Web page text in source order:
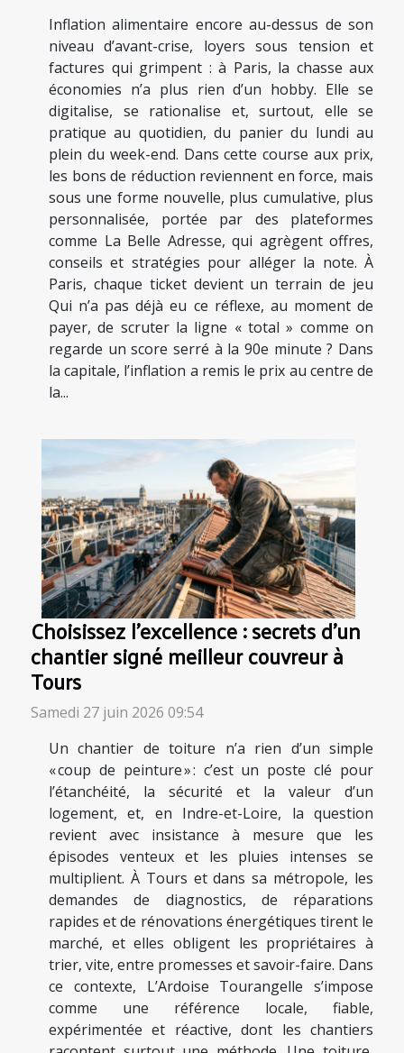
Inflation alimentaire encore au-dessus de son
niveau d’avant-crise, loyers sous tension et
factures qui grimpent : à Paris, la chasse aux
économies n’a plus rien d’un hobby. Elle se
digitalise, se rationalise et, surtout, elle se
pratique au quotidien, du panier du lundi au
plein du week-end. Dans cette course aux prix,
les bons de réduction reviennent en force, mais
sous une forme nouvelle, plus cumulative, plus
personnalisée, portée par des plateformes
comme La Belle Adresse, qui agrègent offres,
conseils et stratégies pour alléger la note. À
Paris, chaque ticket devient un terrain de jeu
Qui n’a pas déjà eu ce réflexe, au moment de
payer, de scruter la ligne « total » comme on
regarde un score serré à la 90e minute ? Dans
la capitale, l’inflation a remis le prix au centre de
la...
Choisissez l’excellence : secrets d’un
chantier signé meilleur couvreur à
Tours
Samedi 27 juin 2026 09:54
Un chantier de toiture n’a rien d’un simple
« coup de peinture » : c’est un poste clé pour
l’étanchéité, la sécurité et la valeur d’un
logement, et, en Indre-et-Loire, la question
revient avec insistance à mesure que les
épisodes venteux et les pluies intenses se
multiplient. À Tours et dans sa métropole, les
demandes de diagnostics, de réparations
rapides et de rénovations énergétiques tirent le
marché, et elles obligent les propriétaires à
trier, vite, entre promesses et savoir-faire. Dans
ce contexte, L’Ardoise Tourangelle s’impose
comme une référence locale, fiable,
expérimentée et réactive, dont les chantiers